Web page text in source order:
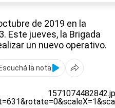
de 2019 en la
Este jueves, la Brigada
un nuevo operativo.
Escuchá la nota